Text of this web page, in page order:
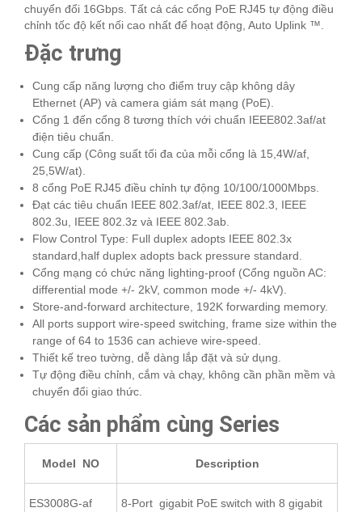
chuyển đổi 16Gbps. Tất cả các cổng PoE RJ45 tự động điều
chỉnh tốc độ kết nối cao nhất để hoạt động, Auto Uplink ™.
Đặc trưng
Cung cấp năng lượng cho điểm truy cập không dây
Ethernet (AP) và camera giám sát mạng (PoE).
Cổng 1 đến cổng 8 tương thích với chuẩn IEEE802.3af/at
điện tiêu chuẩn.
Cung cấp (Công suất tối đa của mỗi cổng là 15,4W/af,
25,5W/at).
8 cổng PoE RJ45 điều chỉnh tự động 10/100/1000Mbps.
Đạt các tiêu chuẩn IEEE 802.3af/at, IEEE 802.3, IEEE
802.3u, IEEE 802.3z và IEEE 802.3ab.
Flow Control Type: Full duplex adopts IEEE 802.3x
standard,half duplex adopts back pressure standard.
Cổng mạng có chức năng lighting-proof (Cổng nguồn AC:
differential mode +/- 2kV, common mode +/- 4kV).
Store-and-forward architecture, 192K forwarding memory.
All ports support wire-speed switching, frame size within the
range of 64 to 1536 can achieve wire-speed.
Thiết kế treo tường, dễ dàng lắp đặt và sử dụng.
Tự động điều chỉnh, cắm và chạy, không cần phần mềm và
chuyển đổi giao thức.
Các sản phẩm cùng Series
Model NO Description
ES3008G-af
8-Port gigabit PoE switch with 8 gigabit